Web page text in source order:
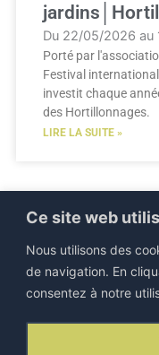
Ce site web
Nous utilisons des
de navigation. En
consentez à notre
Du 22/05/2026 au
Porté par
Festival
investit chaque
des Hortillonnages.
LIRE LA SUITE »
©IEJP 2026. Tous